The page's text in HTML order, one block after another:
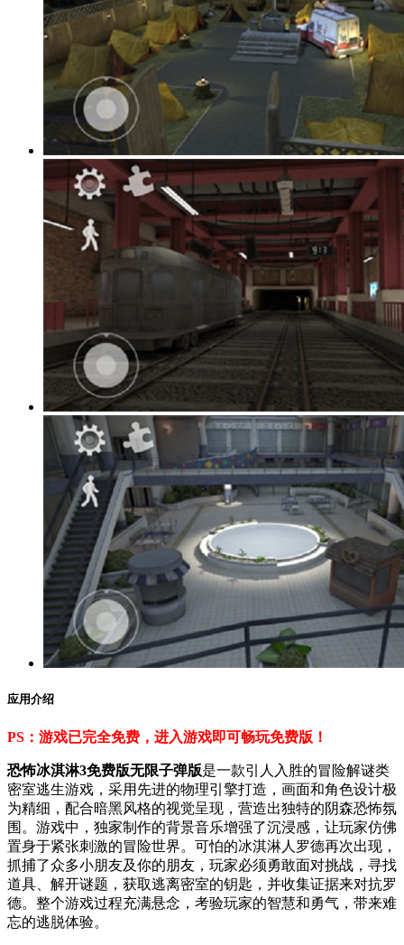
应用介绍
PS：游戏已完全免费，进入游戏即可畅玩免费版！
恐怖冰淇淋3免费版无限子弹版是一款引人入胜的冒险解谜类
密室逃生游戏，采用先进的物理引擎打造，画面和角色设计极
为精细，配合暗黑风格的视觉呈现，营造出独特的阴森恐怖氛
围。游戏中，独家制作的背景音乐增强了沉浸感，让玩家仿佛
置身于紧张刺激的冒险世界。可怕的冰淇淋人罗德再次出现，
抓捕了众多小朋友及你的朋友，玩家必须勇敢面对挑战，寻找
道具、解开谜题，获取逃离密室的钥匙，并收集证据来对抗罗
德。整个游戏过程充满悬念，考验玩家的智慧和勇气，带来难
忘的逃脱体验。